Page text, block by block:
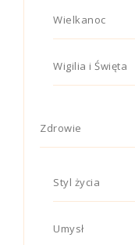
Wielkanoc
Wigilia i Święta
Zdrowie
Styl życia
Umysł